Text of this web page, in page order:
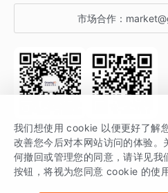
开发者文档
SDK 文档
场景指南
行业活动
市场合作：
关注公众号 获取更多干货
GrowingIO 是专注于数据智能分析与
分析云
我们想使用 cookie 以便更好了解
改善您今后对本网站访问的体验
何撤回或管理您的同意，请详见我
按钮，将视为您同意 cookie 的使用